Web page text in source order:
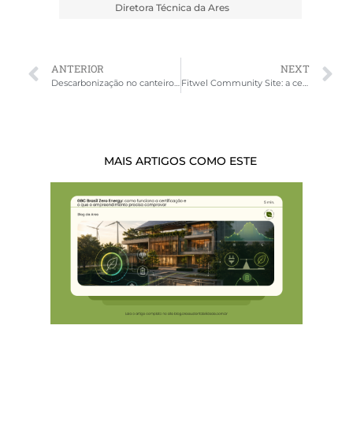
Diretora Técnica da Ares
ANTERIOR
Descarbonização no canteiro de obras: métricas que importam e ferramentas que auxiliam
NEXT
Fitwel Community Site: a certificação para espaços de uso comum que promove saúde e bem-estar urbano
MAIS ARTIGOS COMO ESTE